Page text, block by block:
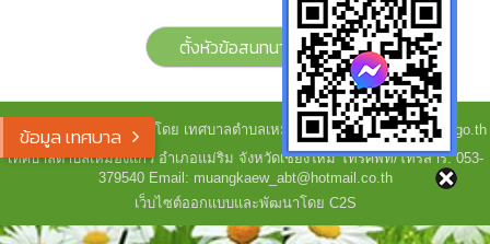
ข้อมูล เทศบาล
ตั้งหัวข้อสนทนาใหม่
Copyright © 2023-2026 โดย เทศบาลตำบลเหมืองแก้ว - www.muangkaew.go.th
เทศบาลตำบลเหมืองแก้ว อำเภอแม่ริม จังหวัดเชียงใหม่ โทรศัพท์/โทรสาร: 053-
379540 Email: muangkaew_abt@hotmail.co.th
เว็บไซต์ออกแบบและพัฒนาโดย C2S